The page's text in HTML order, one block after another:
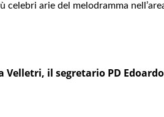
celebri arie del melodramma
Velletri, il segretario PD